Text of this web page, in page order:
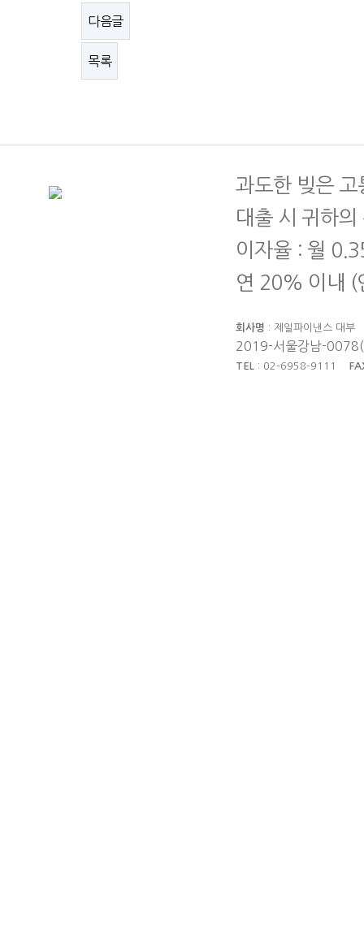
다음글
목록
과도한 빚은
대출 시 귀하
이자율 : 월
연 20% 이내 (
회사명 : 제일파이낸스 대
2019-서울강남-
TEL : 02-6958-9111